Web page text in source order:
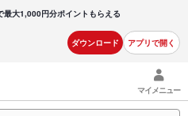
最大1,000円分ポイントもらえる
ダウンロード アプリで開く
マイメニュー